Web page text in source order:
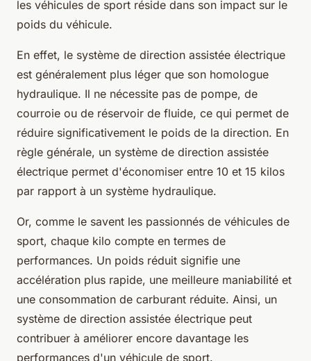
les véhicules de sport réside dans son impact sur le
poids du véhicule.
En effet, le système de direction assistée électrique
est généralement plus léger que son homologue
hydraulique. Il ne nécessite pas de pompe, de
courroie ou de réservoir de fluide, ce qui permet de
réduire significativement le poids de la direction. En
règle générale, un système de direction assistée
électrique permet d'économiser entre 10 et 15 kilos
par rapport à un système hydraulique.
Or, comme le savent les passionnés de véhicules de
sport, chaque kilo compte en termes de
performances. Un poids réduit signifie une
accélération plus rapide, une meilleure maniabilité et
une consommation de carburant réduite. Ainsi, un
système de direction assistée électrique peut
contribuer à améliorer encore davantage les
performances d'un véhicule de sport.